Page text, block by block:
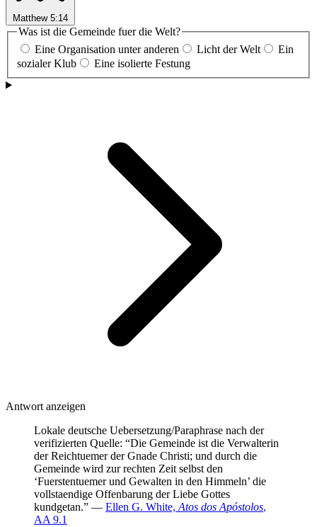
Matthew 5:14
Was ist die Gemeinde fuer die Welt?
Eine Organisation unter anderen
Licht der Welt
Ein
sozialer Klub
Eine isolierte Festung
Antwort anzeigen
Lokale deutsche Uebersetzung/Paraphrase nach der
verifizierten Quelle: “Die Gemeinde ist die Verwalterin
der Reichtuemer der Gnade Christi; und durch die
Gemeinde wird zur rechten Zeit selbst den
‘Fuerstentuemer und Gewalten in den Himmeln’ die
vollstaendige Offenbarung der Liebe Gottes
kundgetan.” — Ellen G. White,Atos dos Apóstolos,
AA 9.1